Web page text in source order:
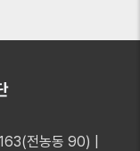
전농동 90) |